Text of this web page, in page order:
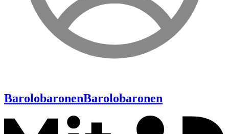
BarolobaronenBarolobaronen